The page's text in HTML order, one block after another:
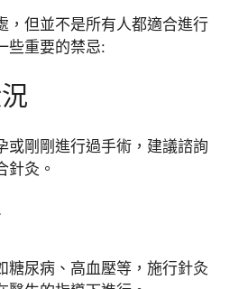
，但並不是所有人都適合進行
些重要的禁忌:
或剛剛進行過手術，建議諮詢
針灸。
糖尿病、高血壓等，施行針灸